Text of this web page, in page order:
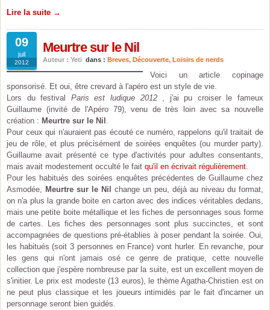
Lire la suite →
09
juil
2012
Meurtre sur le Nil
Auteur : Yeti dans : Breves, Découverte, Loisirs de nerds
Voici un article copinage
sponsorisé. Et oui, être crevard à l'apéro est un style de vie.
Lors du festival Paris est ludique 2012, j'ai pu croiser le fameux
Guillaume (invité de l'Apéro 79), venu de très loin avec sa nouvelle
création : Meurtre sur le Nil .
Pour ceux qui n'auraient pas écouté ce numéro, rappelons qu'il traitait de
jeu de rôle, et plus précisément de soirées enquêtes (ou murder party).
Guillaume avait présenté ce type d'activités pour adultes consentants,
mais avait modestement occulté le fait qu'il en écrivait régulièrement.
Pour les habitués des soirées enquêtes précédentes de Guillaume chez
Asmodée, Meurtre sur le Nil
change un peu, déjà au niveau du format,
on n'a plus la grande boite en carton avec des indices véritables dedans,
mais une petite boite métallique et les fiches de personnages sous forme
de cartes. Les fiches des personnages sont plus succinctes, et sont
accompagnées de questions pré-établies à poser pendant la soirée. Oui,
les habitués (soit 3 personnes en France) vont hurler. En revanche, pour
les gens qui n'ont jamais osé ce genre de pratique, cette nouvelle
collection que j'espère nombreuse par la suite, est un excellent moyen de
s'initier. Le prix est modeste (13 euros), le thème Agatha-Christien est on
ne peut plus classique et les joueurs intimidés par le fait d'incarner un
personnage seront bien guidés.